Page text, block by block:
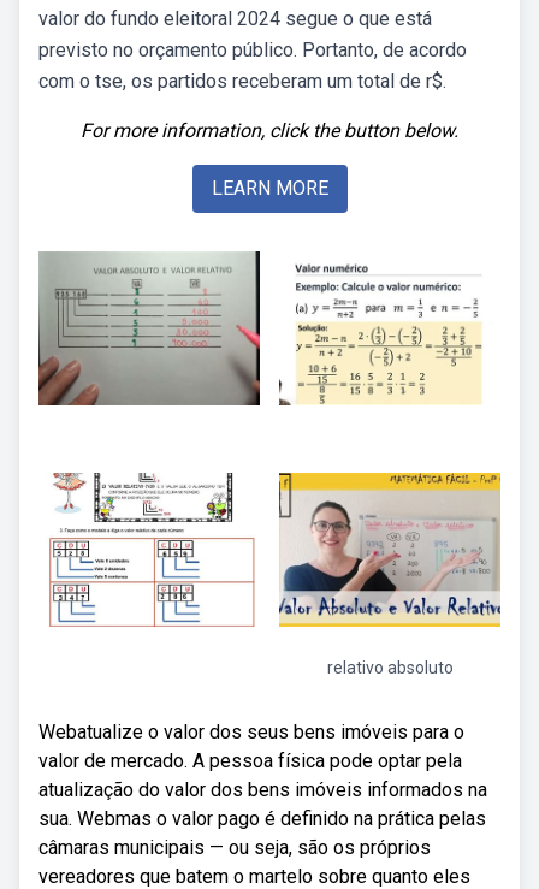
valor do fundo eleitoral 2024 segue o que está
previsto no orçamento público. Portanto, de acordo
com o tse, os partidos receberam um total de r$.
For more information, click the button below.
LEARN MORE
relativo absoluto
Webatualize o valor dos seus bens imóveis para o
valor de mercado. A pessoa física pode optar pela
atualização do valor dos bens imóveis informados na
sua. Webmas o valor pago é definido na prática pelas
câmaras municipais — ou seja, são os próprios
vereadores que batem o martelo sobre quanto eles